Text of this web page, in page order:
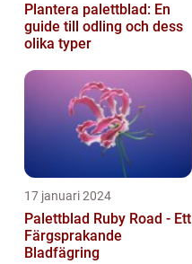
Plantera palettblad: En
guide till odling och dess
olika typer
17 januari 2024
Palettblad Ruby Road - Ett
Färgsprakande
Bladfägring